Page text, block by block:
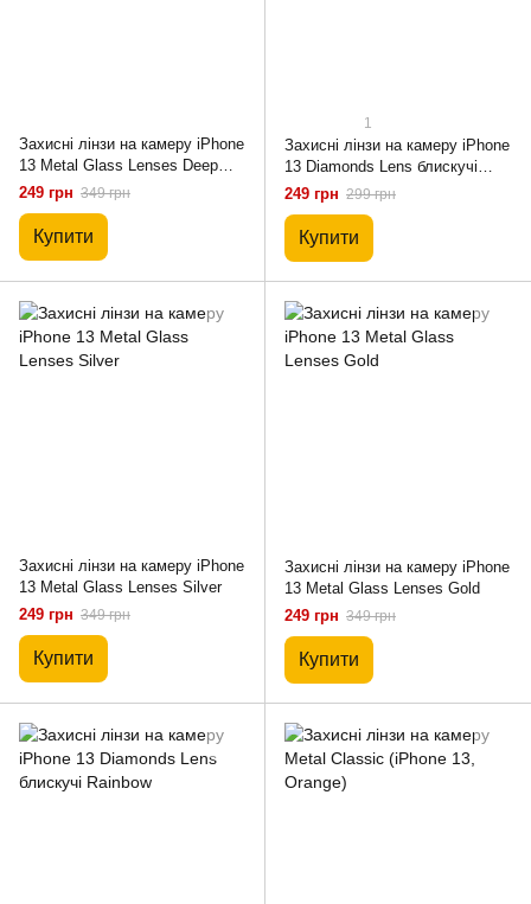
Захисні лінзи на камеру iPhone
13 Metal Glass Lenses Deep
Purple
249 грн 349 грн
Купити
1
Захисні лінзи на камеру iPhone
13 Diamonds Lens блискучі
Gold
249 грн 299 грн
Купити
Захисні лінзи на камеру iPhone
13 Metal Glass Lenses Silver
249 грн 349 грн
Купити
Захисні лінзи на камеру iPhone
13 Metal Glass Lenses Gold
249 грн 349 грн
Купити